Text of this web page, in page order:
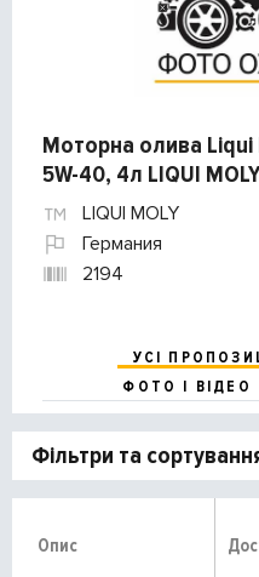
Моторна олива Liqui
5W-40, 4л LIQUI
LIQUI MOLY
Германия
2194
УСІ
ФОТО І ВІДЕО
Фільтри та
Опис